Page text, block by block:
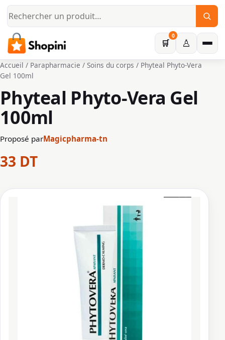
Aller au contenu principal
🛒
0
♙
Accueil / Parapharmacie / Soins du corps / Phyteal Phyto-Vera
Gel 100ml
Phyteal Phyto-Vera Gel
100ml
Proposé parMagicpharma-tn
33 DT